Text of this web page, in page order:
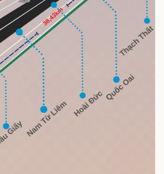
Công nghệ
Sành điệu
Tin Công nghệ
Trải nghiệm